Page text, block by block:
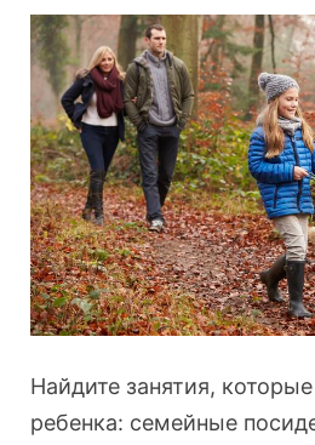
Найдите занятия,
ребенка: семейные